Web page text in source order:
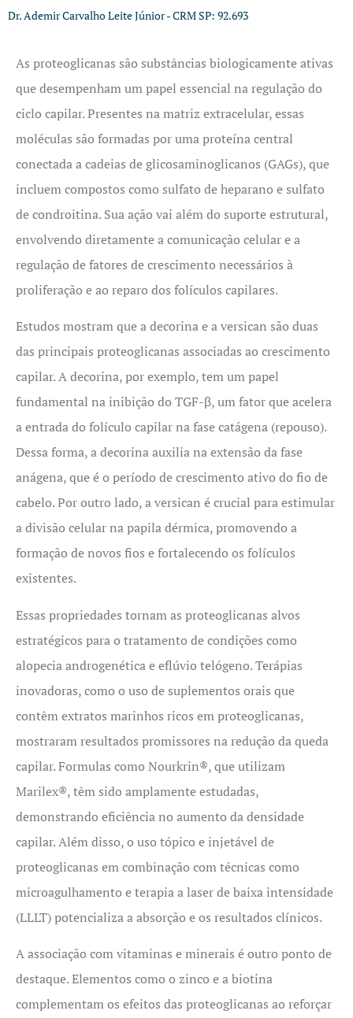
Dr. Ademir Carvalho Leite Júnior - CRM SP: 92.693
As proteoglicanas são substâncias biologicamente ativas
que desempenham um papel essencial na regulação do
ciclo capilar. Presentes na matriz extracelular, essas
moléculas são formadas por uma proteína central
conectada a cadeias de glicosaminoglicanos (GAGs), que
incluem compostos como sulfato de heparano e sulfato
de condroitina. Sua ação vai além do suporte estrutural,
envolvendo diretamente a comunicação celular e a
regulação de fatores de crescimento necessários à
proliferação e ao reparo dos folículos capilares.
Estudos mostram que a decorina e a versican são duas
das principais proteoglicanas associadas ao crescimento
capilar. A decorina, por exemplo, tem um papel
fundamental na inibição do TGF-β, um fator que acelera
a entrada do folículo capilar na fase catágena (repouso).
Dessa forma, a decorina auxilia na extensão da fase
anágena, que é o período de crescimento ativo do fio de
cabelo. Por outro lado, a versican é crucial para estimular
a divisão celular na papila dérmica, promovendo a
formação de novos fios e fortalecendo os folículos
existentes.
Essas propriedades tornam as proteoglicanas alvos
estratégicos para o tratamento de condições como
alopecia androgenética e eflúvio telógeno. Terápias
inovadoras, como o uso de suplementos orais que
contêm extratos marinhos ricos em proteoglicanas,
mostraram resultados promissores na redução da queda
capilar. Formulas como Nourkrin®, que utilizam
Marilex®, têm sido amplamente estudadas,
demonstrando eficiência no aumento da densidade
capilar. Além disso, o uso tópico e injetável de
proteoglicanas em combinação com técnicas como
microagulhamento e terapia a laser de baixa intensidade
(LLLT) potencializa a absorção e os resultados clínicos.
A associação com vitaminas e minerais é outro ponto de
destaque. Elementos como o zinco e a biotina
complementam os efeitos das proteoglicanas ao reforçar